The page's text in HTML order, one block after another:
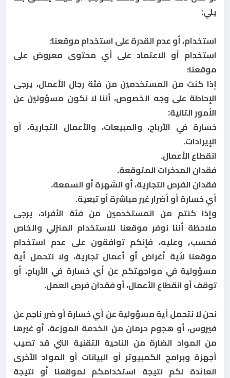
يلي:
استخدام، أو عدم القدرة على استخدام موقعنا؛
استخدام أو الاعتماد على أي محتوى معروض على
موقعنا؛
إذا كنت من المستخدمين من فئة رجال الأعمال، يرجى
الإحاطة على وجه الخصوص، أننا لا نكون مسؤولين عن
الأمور التالية:
خسارة في الأرباح، والمبيعات، والأعمال التجارية، أو
الإيرادات.
انقطاع الأعمال.
فقدان المدخرات المتوقعة.
فقدان الفرص التجارية، أو الشهرة أو السمعة.
أي خسارة أو أضرار غير مباشرة أو تبعية.
وإذا كنتم من المستخدمين من فئة الأفراد، يرجى
ملاحظة أننا نوفر موقعنا للاستخدام المنزلي والخاص
فحسب, وعليه، فإنكم توافقون على عدم استخدام
موقعنا لأية أغراض أو أعمال تجارية، ولا نتحمل أية
مسؤولية في مواجهتكم عن أي خسارة في الأرباح، أو
توقف أو انقطاع الأعمال، أو فقدان فرص العمل.
نحن لا نتحمل أية مسؤولية عن أي خسارة أو ضرر ناجم عن
فيروس، أو هجوم حرمان من الخدمة الموزعة، أو غيرها
من المواد الضارة من الناحية التقنية التي قد تصيب
أجهزة وبرامج الكمبيوتر أو البيانات أو المواد الأخرى
العائدة لكم نتيجة استخدامكم لموقعنا أو نتيجة